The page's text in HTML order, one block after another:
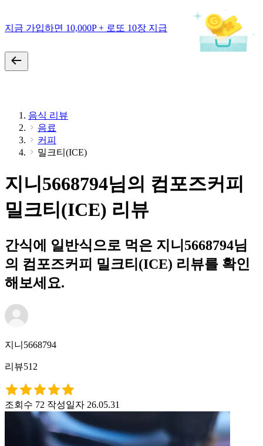
지금 가입하면 10,000P + 로또 10장 지급
음식 리뷰
음료
커피
밀크티(ICE)
지니5668794님의 컴포즈커피
밀크티(ICE) 리뷰
간식에 일반식으로 먹은 지니5668794님
의 컴포즈커피 밀크티(ICE) 리뷰를 확인
해보세요.
지니5668794
리뷰512
조회수 72 작성일자 26.05.31